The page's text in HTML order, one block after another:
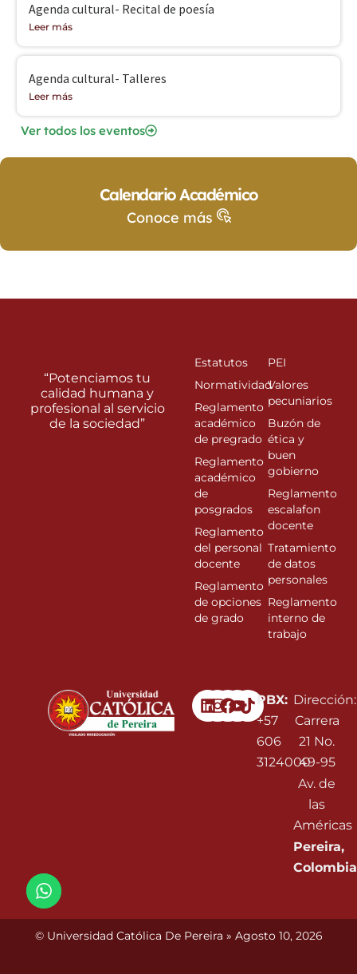
Agenda cultural- Recital de poesía
Leer más
Agenda cultural- Talleres
Leer más
Ver todos los eventos
Calendario Académico
Conoce más
Linkedin
Instagram
Facebook
Youtube
PBX:
+57
606
3124000
Dirección:
Carrera
21 No.
49-95
Av. de
las
Américas
Pereira,
Colombia
“Potenciamos tu
calidad humana y
profesional al servicio
de la sociedad”
Estatutos
Normatividad
Reglamento
académico
de pregrado
Reglamento
académico
de
posgrados
Reglamento
del personal
docente
Reglamento
de opciones
de grado
PEI
Valores
pecuniarios
Buzón de
ética y
buen
gobierno
Reglamento
escalafon
docente
Tratamiento
de datos
personales
Reglamento
interno de
trabajo
© Universidad Católica De Pereira » Agosto 10, 2026